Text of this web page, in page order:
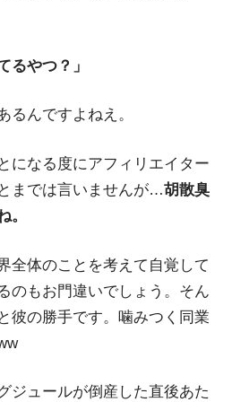
るやつ？」
るんですよねえ。
になる度にアフィリエイター
までは言いませんが…胡散臭
。
全体のことを考えて自覚して
のもお門違いでしょう。そん
彼の勝手です。噛みつく同業
ジュールが倒産した直後あた